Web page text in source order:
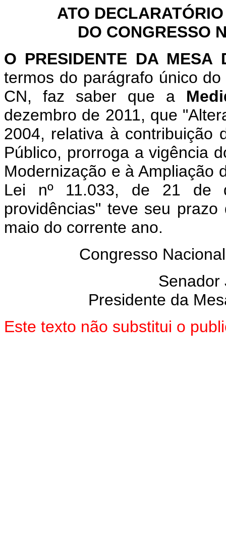
ATO
DO CONGRESSO
O PRESIDENTE DA MESA
termos do parágrafo único
CN, faz saber que a
dezembro de 2011, que
2004, relativa à contribuição
Público, prorroga a vigência
Modernização e à Ampliação
Lei nº 11.033, de 21 de
providências" teve seu
maio do corrente ano.
Congresso
Senador
Presidente da
Este texto não substitui o